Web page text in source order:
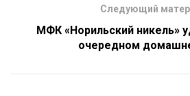
Следующий
МФК «Норильский никель»
очередном